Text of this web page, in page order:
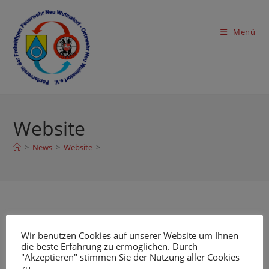
Inhalt
springen
Menü
Website
> News > Website >
In dieser Kategorie werden alle relevanten Beiträge zur
Website gesammelt.
WEBSITE
Wir benutzen Cookies auf unserer Website um Ihnen
die beste Erfahrung zu ermöglichen. Durch
"Akzeptieren" stimmen Sie der Nutzung aller Cookies